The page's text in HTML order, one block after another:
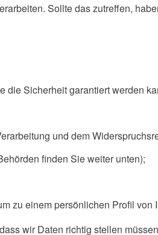
Sollte das zutreffen,
die Sicherheit garantiert werden
und dem
finden Sie weiter unten);
zu einem persönlichen Profil von
wir Daten richtig stellen